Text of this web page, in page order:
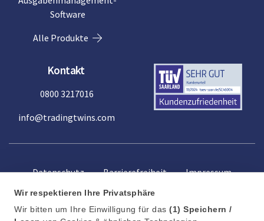
Wir respektieren Ihre Privatsphäre
Wir bitten um Ihre Einwilligung für das (1) Speichern /
Software
Alle Produkte
Kontakt
0800 3217016
info@tradingtwins.com
Datenschutz Barrierefreiheit Impressum